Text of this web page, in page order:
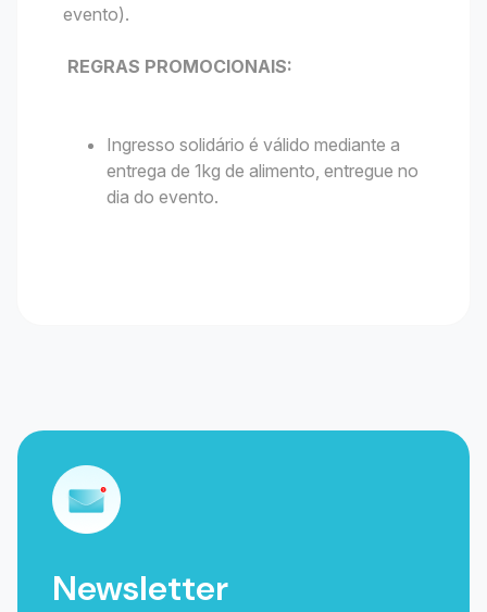
evento).
REGRAS PROMOCIONAIS:
Ingresso solidário é válido mediante a
entrega de 1kg de alimento, entregue no
dia do evento.
Newsletter